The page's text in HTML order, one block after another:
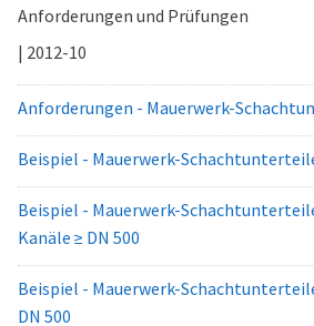
Anforderungen und Prüfungen
| 2012-10
Anforderungen - Mauerwerk-
Beispiel - Mauerwerk-
Beispiel - Mauerwerk-
Kanäle ≥ DN 500
Beispiel - Mauerwerk-
DN 500